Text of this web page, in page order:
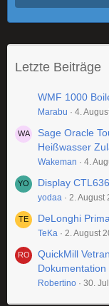
Letzte Beiträge
WMF 1000
Marabu 4.
Sage Oracle
Heißwasser
Wakeman 4.
Display
yodaa 2. August
DeLonghi
TeKa 2. August
QuickMill
Dokumentation
Robertino 30.